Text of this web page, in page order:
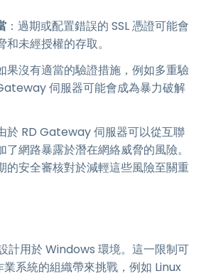
：過期或配置錯誤的 SSL 憑證可能會
未經授權的存取。
果沒有適當的驗證措施，例如多重驗
伺服器可能會成為暴力破解
於 RD Gateway 伺服器可以從互聯
網路暴露於潛在網絡威脅的風險。
的安全審核對於減輕這些風險至關重
計用於 Windows 環境。這一限制可
系統的組織帶來挑戰，例如 Linux